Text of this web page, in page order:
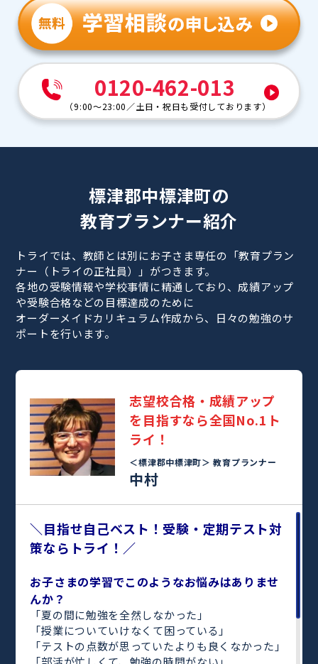
0120-462-013
（9:00～23:00 ／土日・祝日も受付しております）
標津郡中標津町の
教育プランナー紹介
トライでは、教師とは別にお子さま専任の「教育プラン
ナー（トライの正社員）」がつきます。
各地の受験情報や学校事情に精通しており、成績アップ
や受験合格などの目標達成のために
オーダーメイドカリキュラム作成から、日々の勉強のサ
ポートを行います。
志望校合格・成績アップ
を目指すなら全国No.1ト
ライ！
＜標津郡中標津町＞教育プランナー
中村
＼目指せ自己ベスト！受験・定期テスト対
策ならトライ！／
お子さまの学習でこのようなお悩みはありませ
んか？
「夏の間に勉強を全然しなかった」
「授業についていけなくて困っている」
「テストの点数が思っていたよりも良くなかった」